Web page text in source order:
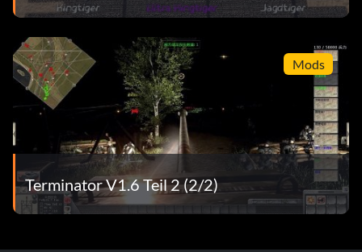
Mods
Terminator V1.6 Teil 2 (2/2)